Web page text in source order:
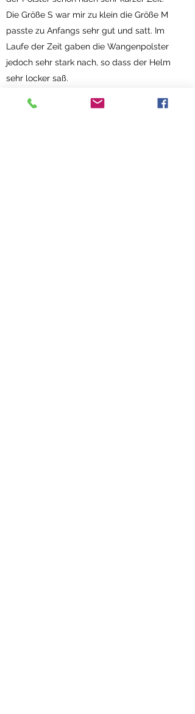
Die Größe S war mir zu klein die Größe M
passte zu Anfangs sehr gut und satt. Im
Laufe der Zeit gaben die Wangenpolster
jedoch sehr stark nach, so dass der Helm
sehr locker saß.
Lite recht nah bei mir ist, wurde dies ohne